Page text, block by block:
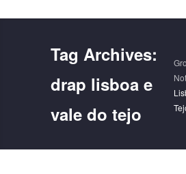
Tag Archives:
drap lisboa e
vale do tejo